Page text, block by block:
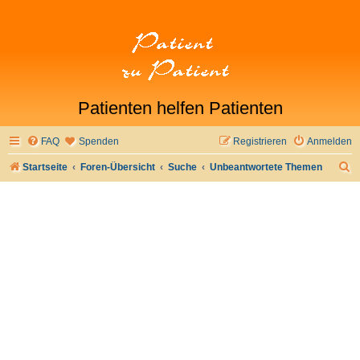
Patienten helfen Patienten
FAQ Spenden Anmelden
Registrieren
Startseite Foren-Übersicht Suche Unbeantwortete Themen